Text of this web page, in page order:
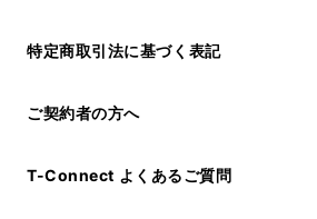
特定商取引法に基づく表記
ご契約者の方へ
T-Connect よくあるご質問